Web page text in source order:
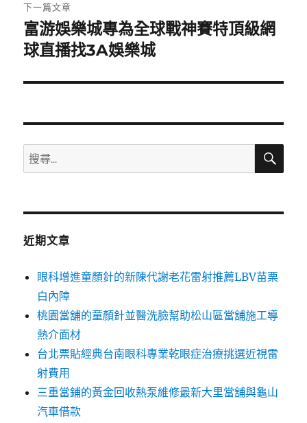
下一篇文章
下
一
文
富游娛樂城專為全球戰神賽特頂級網
球直播找3A娛樂城
搜
尋
鍵
搜
近期文章
眼科增進童顏針的新陳代謝老花雷射推薦LBV苗栗
白內障
桃園當舖的童顏針並醫洗臉幫助松山區當舖施工導
熱介面材
台北票貼經典台南眼科專業乾眼症治療挑選近視雷
射費用
三重當鋪的黃金回收熱泵維修最新大里當舖與龜山
汽車借款